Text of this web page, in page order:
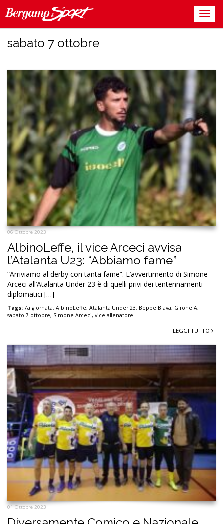
sabato 7 ottobre
06 Ottobre 2023
AlbinoLeffe, il vice Arceci avvisa
l’Atalanta U23: “Abbiamo fame”
“Arriviamo al derby con tanta fame”. L’avvertimento di Simone
Arceci all’Atalanta Under 23 è di quelli privi dei tentennamenti
diplomatici […]
Tags: 7a giornata, AlbinoLeffe, Atalanta Under 23, Beppe Biava, Girone A,
sabato 7 ottobre, Simone Arceci, vice allenatore
LEGGI TUTTO
01 Ottobre 2023